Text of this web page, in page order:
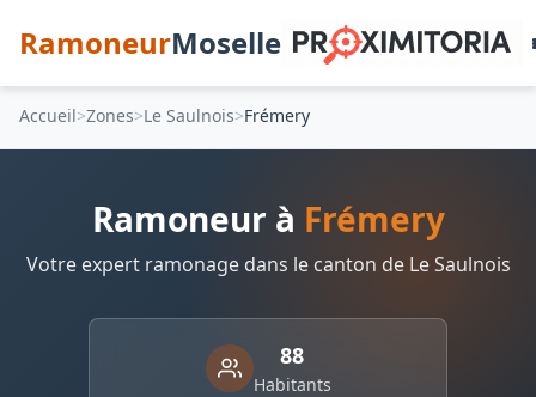
RamoneurMoselle
Accueil Zones Le Saulnois Frémery
Ramoneur à Frémery
Votre expert ramonage dans le canton de Le Saulnois
88
Habitants